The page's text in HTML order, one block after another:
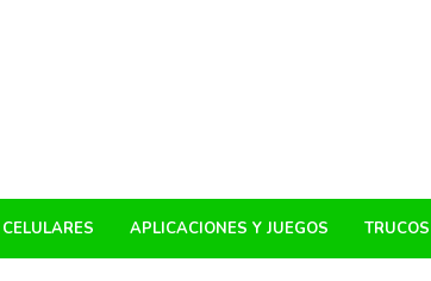
CELULARES APLICACIONES Y JUEGOS TRUCOS